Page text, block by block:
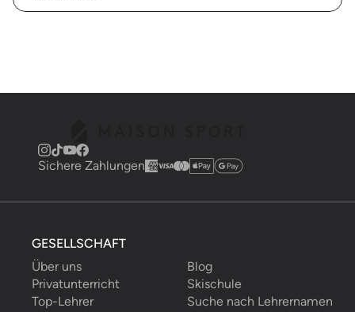
Sichere Zahlungen
GESELLSCHAFT
Über uns
Blog
Privatunterricht
Skischule
Top-Lehrer
Suche nach Lehrernamen